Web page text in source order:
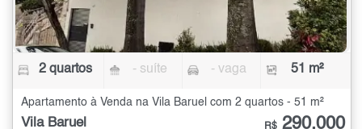
2 quartos - suíte - vaga 51 m²
Apartamento à Venda na Vila Baruel com 2 quartos - 51 m²
Vila Baruel R$ 290.000